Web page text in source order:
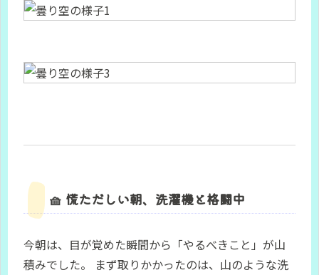
🧺 慌ただしい朝、洗濯機と格闘中
今朝は、目が覚めた瞬間から「やるべきこと」が山
積みでした。 まず取りかかったのは、山のような洗